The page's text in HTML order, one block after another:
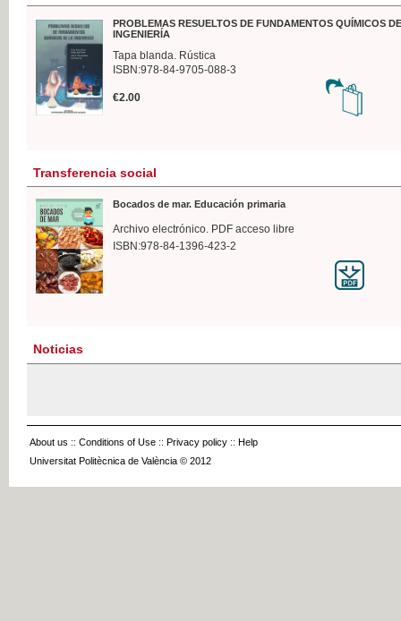
PROBLEMAS RESUELTOS DE FUNDAMENTOS QUÍMICOS
INGENIERÍA
Tapa blanda. Rústica
ISBN:978-84-9705-088-3
€2.00
Transferencia social
Bocados de mar. Educación primaria
Archivo electrónico. PDF acceso libre
ISBN:978-84-1396-423-2
Noticias
About us :: Conditions of Use :: Privacy policy :: Help
Universitat Politècnica de València © 2012